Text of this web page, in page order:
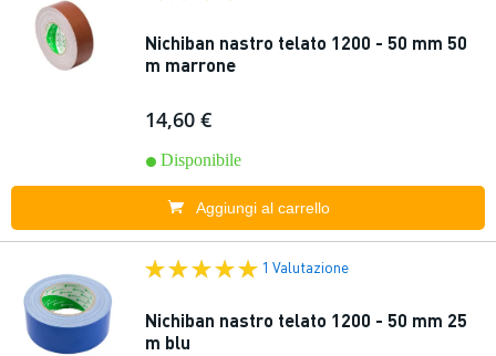
Nichiban nastro telato 1200 - 50 mm 50
m marrone
14,60 €
Disponibile
Aggiungi al carrello
1 Valutazione
Nichiban nastro telato 1200 - 50 mm 25
m blu